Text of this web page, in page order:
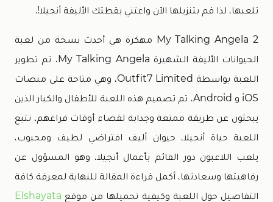
تلعبها، لذا قم بتنزيلها الآن واعتني بقطتك الأليفة أنجيلا!.
My Talking Angela 2 مهكرة هي أحدث نسخة من لعبة
الحيوانات الأليفة الشهيرة My Talking Angela، تم تطوير
اللعبة بواسطة Outfit7 Limited، وهي متاحة على منصات
iOS و Android، تم تصميم هذه اللعبة للأطفال والكبار الذين
يبحثون عن طريقة ممتعة وجذابة لقضاء أوقات فراغهم، تتبع
اللعبة حياة أنجيلا، حيوان أليف افتراضي لطيف ومحبوب،
يلعب اللاعبون دور القائم بأعمال أنجيلا، وهو المسؤول عن
رفاهيتها وسعادتها، أكمل قراءة المقالة للنهاية لمعرفة كافة
التفاصيل حول اللعبة وكيفية تحميلها من موقع Elshayata